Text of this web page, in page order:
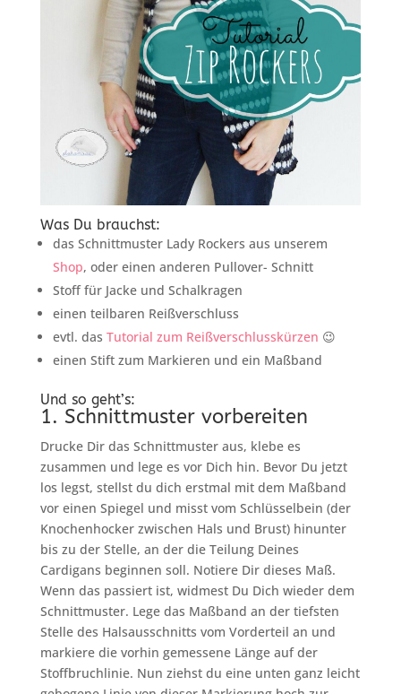
Was Du brauchst:
das Schnittmuster Lady Rockers aus unserem
Shop, oder einen anderen Pullover- Schnitt
Stoff für Jacke und Schalkragen
einen teilbaren Reißverschluss
evtl. das Tutorial zum Reißverschlusskürzen 😉
einen Stift zum Markieren und ein Maßband
Und so geht’s:
1. Schnittmuster vorbereiten
Drucke Dir das Schnittmuster aus, klebe es
zusammen und lege es vor Dich hin. Bevor Du jetzt
los legst, stellst du dich erstmal mit dem Maßband
vor einen Spiegel und misst vom Schlüsselbein (der
Knochenhocker zwischen Hals und Brust) hinunter
bis zu der Stelle, an der die Teilung Deines
Cardigans beginnen soll. Notiere Dir dieses Maß.
Wenn das passiert ist, widmest Du Dich wieder dem
Schnittmuster. Lege das Maßband an der tiefsten
Stelle des Halsausschnitts vom Vorderteil an und
markiere die vorhin gemessene Länge auf der
Stoffbruchlinie. Nun ziehst du eine unten ganz leicht